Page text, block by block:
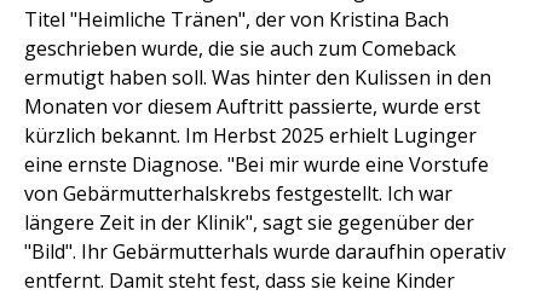
Titel "Heimliche Tränen", der von Kristina Bach
geschrieben wurde, die sie auch zum Comeback
ermutigt haben soll. Was hinter den Kulissen in den
Monaten vor diesem Auftritt passierte, wurde erst
kürzlich bekannt. Im Herbst 2025 erhielt Luginger
eine ernste Diagnose. "Bei mir wurde eine Vorstufe
von Gebärmutterhalskrebs festgestellt. Ich war
längere Zeit in der Klinik", sagt sie gegenüber der
"Bild". Ihr Gebärmutterhals wurde daraufhin operativ
entfernt. Damit steht fest, dass sie keine Kinder